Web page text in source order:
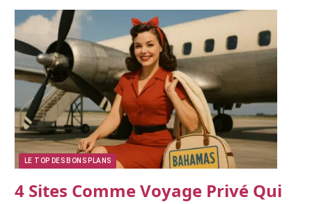
LE TOP DES BONS PLANS
4 Sites Comme Voyage Privé Qui